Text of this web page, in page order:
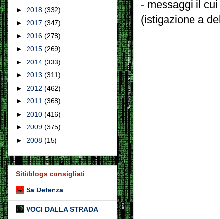
- messaggi il
(istigazione a
► 2018 (332)
► 2017 (347)
► 2016 (278)
► 2015 (269)
► 2014 (333)
► 2013 (311)
► 2012 (462)
► 2011 (368)
► 2010 (416)
► 2009 (375)
► 2008 (15)
Siti/blogs consigliati
Sa Defenza
VOCI DALLA STRADA